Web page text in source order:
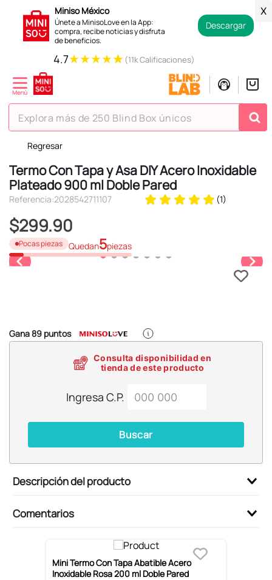
Miniso México
Únete a MinisoLove en la App:
compra, recibe noticias y disfruta
de beneficios.
Descargar
X
4.7★★★★★ (11k Calificaciones)
Explora más de 250 Blind Box únicos
Regresar
Termo Con Tapa y Asa DIY Acero Inoxidable
Plateado 900 ml Doble Pared
Referencia:2028542711107 (1)
$299.90
Pocas piezas Quedan5piezas
Gana 89 puntos
Consulta disponibilidad en
tienda de este producto
Ingresa C.P.
Buscar
Descripción del producto
Comentarios
Mini Termo Con Tapa Abatible Acero
Inoxidable Rosa 200 ml Doble Pared
TÉRMINOS MÁS BUSCADOS
1.
hello kitty
2.
spiderman
4.
osito cariñosito
5.
blind box
9.
toy story